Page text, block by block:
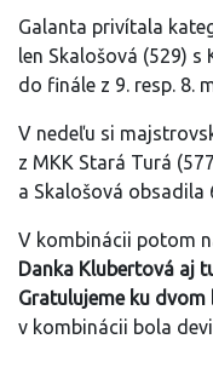
Galanta privítala
len Skalošová (529)
do finále z 9. resp. 8.
V nedeľu si
z MKK Stará Turá
a Skalošová obsadila
V kombinácii potom
Danka Klubertová aj
Gratulujeme ku dvom
v kombinácii bola